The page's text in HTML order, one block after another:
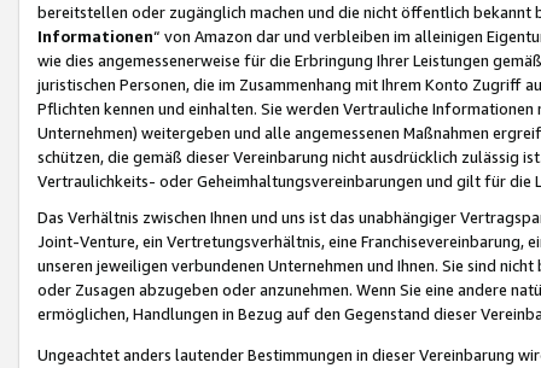
bereitstellen oder zugänglich machen und die nicht öffentlich
Informationen“ von Amazon dar und verbleiben im alleinigen
wie dies angemessenerweise für die Erbringung Ihrer Leistungen
juristischen Personen, die im Zusammenhang mit Ihrem Konto
Pflichten kennen und einhalten. Sie werden Vertrauliche
Unternehmen) weitergeben und alle angemessenen Maßnahmen
schützen, die gemäß dieser Vereinbarung nicht ausdrücklich zulässig
Vertraulichkeits- oder Geheimhaltungsvereinbarungen und gilt für die
Das Verhältnis zwischen Ihnen und uns ist das unabhängiger
Joint-Venture, ein Vertretungsverhältnis, eine Franchisevereinbarung,
unseren jeweiligen verbundenen Unternehmen und Ihnen. Sie sind
oder Zusagen abzugeben oder anzunehmen. Wenn Sie eine andere
ermöglichen, Handlungen in Bezug auf den Gegenstand dieser
Ungeachtet anders lautender Bestimmungen in dieser Vereinbarung